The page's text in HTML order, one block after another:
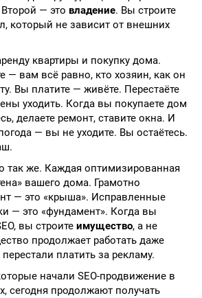
— это владение. Вы строите
который не зависит от внешних
квартиры и покупку дома.
— вам всё равно, кто хозяин, как он
Вы платите — живёте. Перестаёте
уходить. Когда вы покупаете дом
делаете ремонт, ставите окна. И
— вы не уходите. Вы остаётесь.
так же. Каждая оптимизированная
вашего дома. Грамотно
— это «крыша». Исправленные
— это «фундамент». Когда вы
вы строите имущество, а не
продолжает работать даже
платить за рекламу.
начали SEO-продвижение в
сегодня продолжают получать